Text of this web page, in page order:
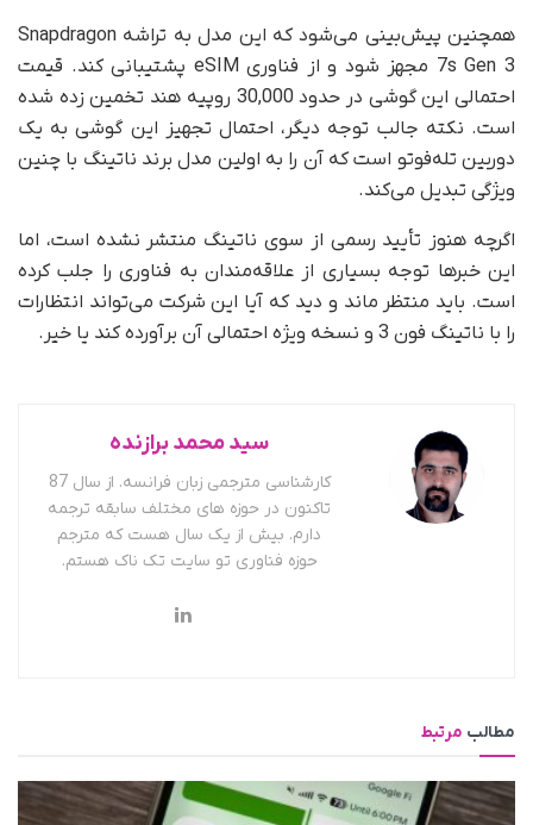
همچنین پیش‌بینی می‌شود که این مدل به تراشه Snapdragon
7s Gen 3 مجهز شود و از فناوری eSIM پشتیبانی کند. قیمت
احتمالی این گوشی در حدود 30,000 روپیه هند تخمین زده شده
است. نکته جالب توجه دیگر، احتمال تجهیز این گوشی به یک
دوربین تله‌فوتو است که آن را به اولین مدل برند ناتینگ با چنین
ویژگی تبدیل می‌کند.
اگرچه هنوز تأیید رسمی از سوی ناتینگ منتشر نشده است، اما
این خبرها توجه بسیاری از علاقه‌مندان به فناوری را جلب کرده
است. باید منتظر ماند و دید که آیا این شرکت می‌تواند انتظارات
را با ناتینگ فون 3 و نسخه ویژه احتمالی آن برآورده کند یا خیر.
سید محمد برازنده
کارشناسی مترجمی زبان فرانسه. از سال 87
تاکنون در حوزه های مختلف سابقه ترجمه
دارم. بیش از یک سال هست که مترجم
حوزه فناوری تو سایت تک ناک هستم.
مطالب مرتبط